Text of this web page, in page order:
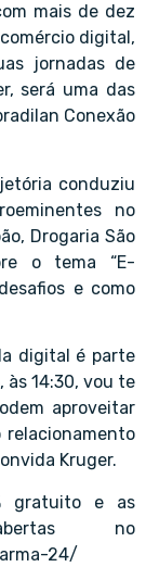
mais de dez
digital,
jornadas de
será uma das
Conexão
conduziu
no
Drogaria São
o tema “E-
e como
digital é parte
14:30, vou te
aproveitar
relacionamento
Kruger.
gratuito e as
no
24/